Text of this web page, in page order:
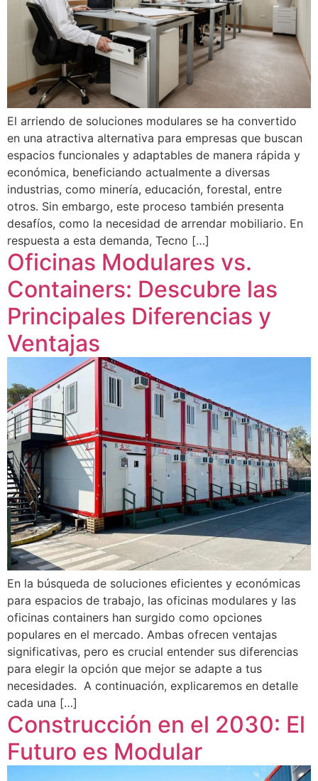
El arriendo de soluciones modulares se ha convertido
en una atractiva alternativa para empresas que buscan
espacios funcionales y adaptables de manera rápida y
económica, beneficiando actualmente a diversas
industrias, como minería, educación, forestal, entre
otros. Sin embargo, este proceso también presenta
desafíos, como la necesidad de arrendar mobiliario. En
respuesta a esta demanda, Tecno […]
Oficinas Modulares vs.
Containers: Descubre las
Principales Diferencias y
Ventajas
En la búsqueda de soluciones eficientes y económicas
para espacios de trabajo, las oficinas modulares y las
oficinas containers han surgido como opciones
populares en el mercado. Ambas ofrecen ventajas
significativas, pero es crucial entender sus diferencias
para elegir la opción que mejor se adapte a tus
necesidades. A continuación, explicaremos en detalle
cada una […]
Construcción en el 2030: El
Futuro es Modular